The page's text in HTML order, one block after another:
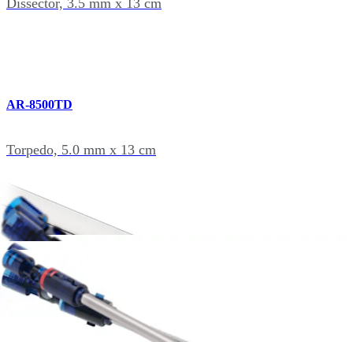
Dissector, 3.5 mm x 13 cm
AR-8500TD
Torpedo, 5.0 mm x 13 cm
AR-8500DS
Dissector, 5.0 mm x 13 cm